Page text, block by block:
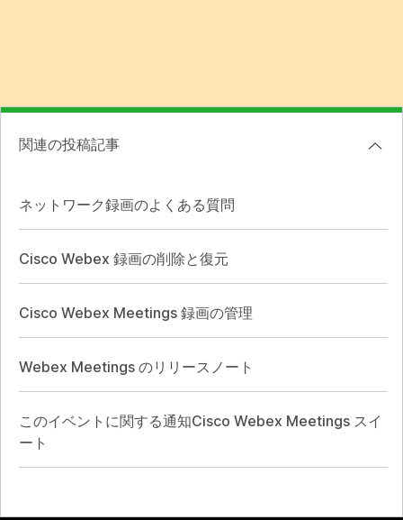
関連の投稿記事
ネットワーク録画のよくある質問
Cisco Webex 録画の削除と復元
Cisco Webex Meetings 録画の管理
Webex Meetings のリリースノート
このイベントに関する通知Cisco Webex Meetings スイ
ート